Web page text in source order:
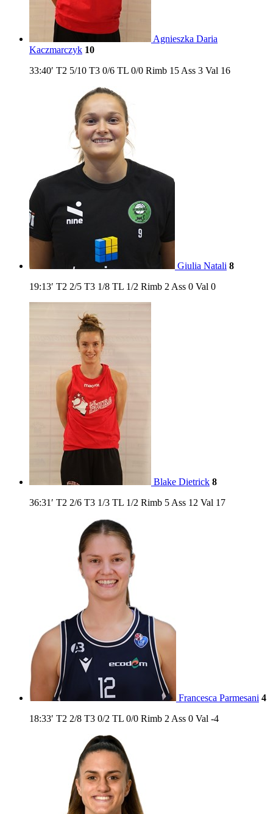
Agnieszka Daria
Kaczmarczyk 10
33:40′ T2 5/10 T3 0/6 TL 0/0 Rimb 15 Ass 3 Val 16
Giulia Natali 8
19:13′ T2 2/5 T3 1/8 TL 1/2 Rimb 2 Ass 0 Val 0
Blake Dietrick 8
36:31′ T2 2/6 T3 1/3 TL 1/2 Rimb 5 Ass 12 Val 17
Francesca Parmesani 4
18:33′ T2 2/8 T3 0/2 TL 0/0 Rimb 2 Ass 0 Val -4